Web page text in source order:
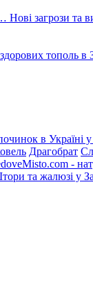
Нові загрози та
тополь в
в Україні
Драгобрат
-
та жалюзі у